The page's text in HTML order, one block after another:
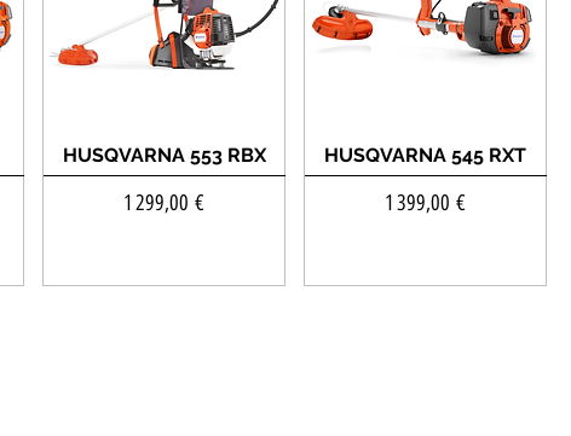
HUSQVARNA 553 RBX
Prix
1 299,00 €
HUSQVARNA 545 RXT
Prix
1 399,00 €